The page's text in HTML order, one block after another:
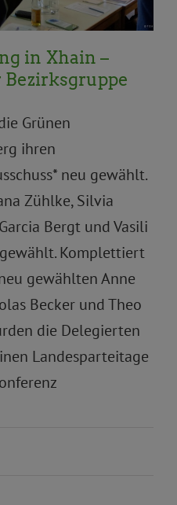
in Xhain –
Grünen
ihren
neu gewählt.
Zühlke, Silvia
Bergt und Vasili
Komplettiert
gewählten Anne
Becker und Theo
die Delegierten
Landesparteitage